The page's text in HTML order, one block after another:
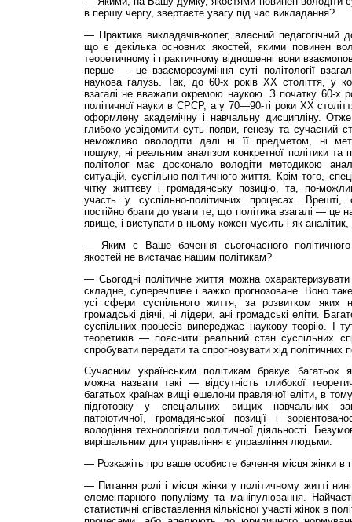
в першу чергу, звертаєте увагу під час викладання?
— Практика викладачів-колег, власний педагогічний
що є декілька основних якостей, якими повинен
теоретичному і практичному відношенні вони
перше — це взаєморозуміння суті політології
наукова галузь. Так, до 60-х років ХХ століття, у
взагалі не вважали окремою наукою. З початку 60-х
політичної науки в СРСР, а у 70—90-ті роки ХХ
оформлену академічну і навчальну дисципліну.
глибоко усвідомити суть появи, ґенезу та сучасний
неможливо оволодіти далі ні її предметом, ні
пошуку, ні реальним аналізом конкретної політики та
політолог має досконало володіти методикою
ситуацій, суспільно-політичного життя. Крім того,
чітку життєву і громадянську позицію, та, по-
участь у суспільно-політичних процесах. Врешті,
постійно брати до уваги те, що політика взагалі — це
явище, і виступати в ньому кожен мусить і як аналітик,
— Яким є Ваше бачення сьогочасного полі­тичного
якостей не вистачає нашим політикам?
— Сьогодні політичне життя можна охарактеризувати
складне, суперечливе і важко прогнозоване. Воно
усі сфери суспільного життя, за розвитком яких
громадські діячі, ні лідери, ані громадські еліти.
суспільних процесів випереджає наукову теорію. І
теоретиків — пояснити реальний стан суспільних
спробувати передати та спрогнозувати хід політичних
Сучасним українським політикам бракує багатьох
можна назвати такі — відсутність глибокої
багатьох країнах вищі ешелони правлячої еліти, в
підготовку у спеціальних вищих навчальних
патріотичної, громадянської позиції і
володіння технологіями політичної діяль­ності.
вирішальним для управління є управління людьми.
— Розкажіть про ва­ше особисте бачення місця жінки в
— Питання ролі і місця жінки у політичному житті
елементарного популізму та маніпулювання.
статистичні співставлення кіль­кісної участі жінок в